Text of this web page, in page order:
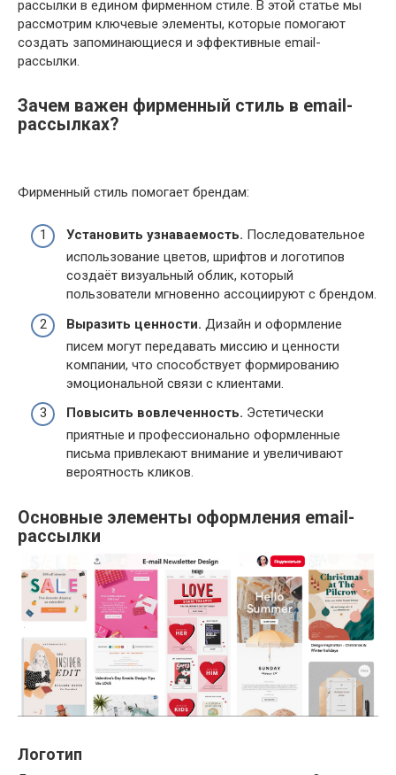
рассылки в едином фирменном стиле. В этой статье мы
рассмотрим ключевые элементы, которые помогают
создать запоминающиеся и эффективные email-
рассылки.
Зачем важен фирменный стиль в email-
рассылках?
Фирменный стиль помогает брендам:
Установить узнаваемость. Последовательное
использование цветов, шрифтов и логотипов
создаёт визуальный облик, который
пользователи мгновенно ассоциируют с брендом.
Выразить ценности. Дизайн и оформление
писем могут передавать миссию и ценности
компании, что способствует формированию
эмоциональной связи с клиентами.
Повысить вовлеченность. Эстетически
приятные и профессионально оформленные
письма привлекают внимание и увеличивают
вероятность кликов.
Основные элементы оформления email-
рассылки
Логотип